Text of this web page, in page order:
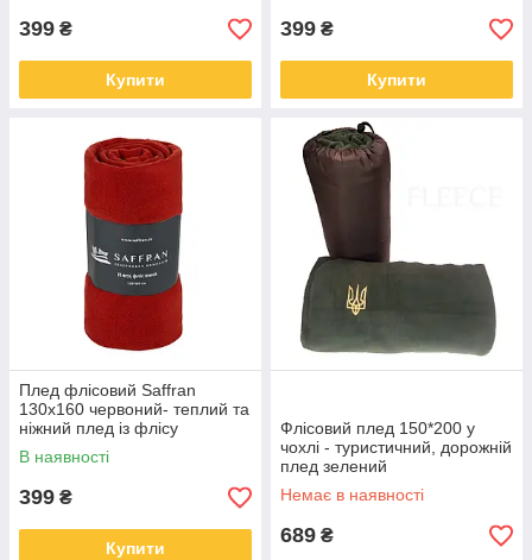
399 ₴
Купити
399 ₴
Купити
Плед флісовий Saffran
130х160 червоний- теплий та
ніжний плед із флісу
В наявності
399 ₴
Купити
Флісовий плед 150*200 у
чохлі - туристичний, дорожній
плед зелений
Немає в наявності
689 ₴